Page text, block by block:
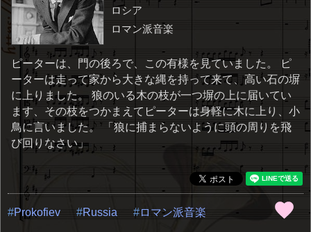
ロシア
ロマン派音楽
ピーターは、門の後ろで、この有様を見ていました。 ピ
ーターは走って家から大きな縄を持って来て、高い石の塀
に上りました。 狼のいる木の枝が一つ塀の上に届いてい
ます、その枝をつかまえてピーターは身軽に木に上り、小
鳥に言いました。 「狼に捕まらないように頭の周りを飛
び回りなさい」
Prokofiev Russia ロマン派音楽